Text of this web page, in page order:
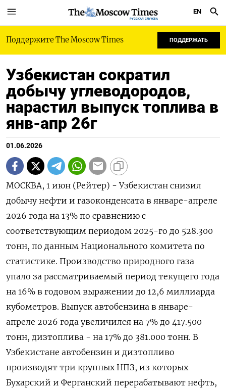
РУССКАЯ СЛУЖБА
EN
Поддержите The Moscow Times ПОДДЕРЖАТЬ
Узбекистан сократил
добычу углеводородов,
нарастил выпуск топлива в
янв-апр 26г
01.06.2026
МОСКВА, 1 июн (Рейтер) - Узбекистан снизил
добычу нефти и газоконденсата в январе-апреле
2026 года ‌на 13% по сравнению с
соответствующим периодом 2025-го до 528.300
тонн, по ​данным Национального ​комитета ​по
статистике. Производство природного ⁠газа
упало за ‌рассматриваемый период текущего ‌года
на 16% в годовом выражении до ​12,6 миллиарда
кубометров. Выпуск автобензина в ‌январе-
апреле 2026 года увеличился на ​7% до 417.500
тонн, дизтоплива - ‌на 17% до 381.000 тонн. В
Узбекистане автобензин и дизтопливо
производят три ​крупных ​НПЗ, из ‌которых
Бухарский и Ферганский перерабатывают ​нефть,